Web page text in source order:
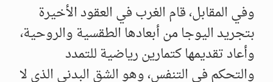
وفي المقابل، قام الغرب في العقود الأخيرة
بتجريد اليوجا من أبعادها الطقسية والروحية،
وأعاد تقديمها كتمارين رياضية للتمدد
والتحكم في التنفس، وهو الشق البدني الذي لا